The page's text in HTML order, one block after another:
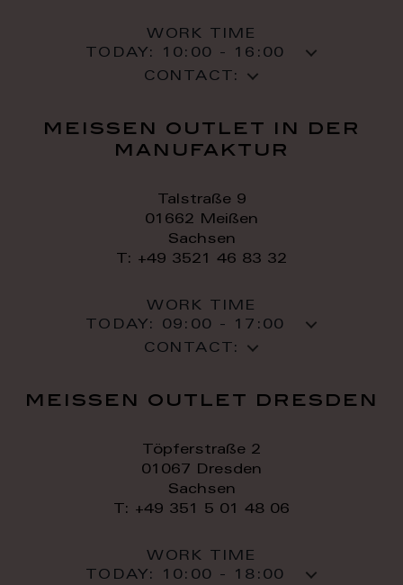
WORK TIME
TODAY:
10:00 - 16:00
CONTACT:
meissen outlet in der
manufaktur
Talstraße 9
01662 Meißen
Sachsen
T: +49 3521 46 83 32
WORK TIME
TODAY: 09:00 - 17:00
CONTACT:
meissen outlet dresden
Töpferstraße 2
01067 Dresden
Sachsen
T: +49 351 5 01 48 06
WORK TIME
TODAY:
10:00 - 18:00